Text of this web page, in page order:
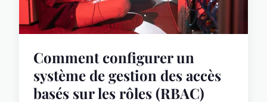
Comment configurer un
système de gestion des accès
basés sur les rôles (RBAC)